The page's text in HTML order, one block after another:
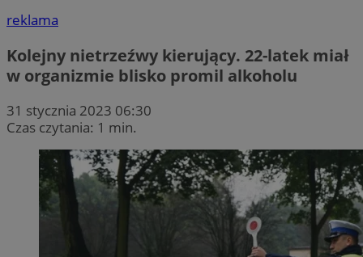
reklama
Kolejny nietrzeźwy kierujący. 22-latek miał
w organizmie blisko promil alkoholu
31 stycznia 2023 06:30
Czas czytania: 1 min.